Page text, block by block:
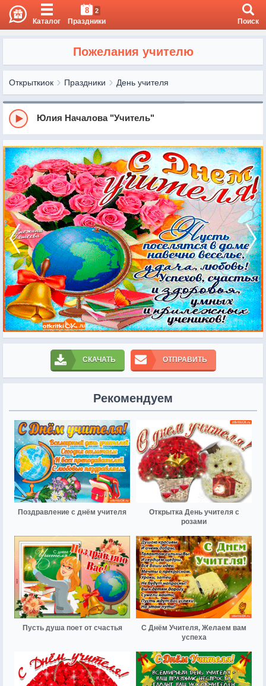
Каталог
8 2
Праздники Поиск
Пожелания учителю
Открыткиок Праздники День учителя
Юлия Началова "Учитель"
СКАЧАТЬ ОТПРАВИТЬ
Рекомендуем
Поздравление с днём учителя
Открытка День учителя с
розами
Пусть душа поет от счастья
С Днём Учителя, Желаем вам
успеха